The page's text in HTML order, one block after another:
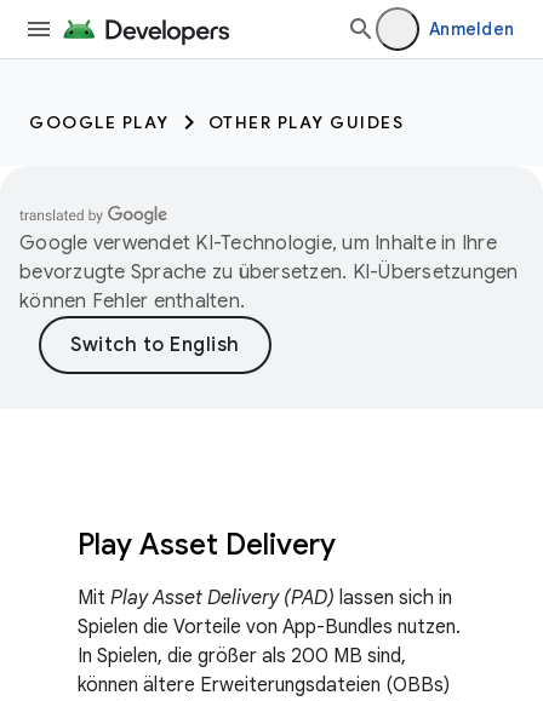
Anmelden
GOOGLE PLAY OTHER PLAY GUIDES
Google verwendet KI-Technologie, um Inhalte in Ihre
bevorzugte Sprache zu übersetzen. KI-Übersetzungen
können Fehler enthalten.
Play Asset Delivery
Mit Play Asset Delivery (PAD) lassen sich in
Spielen die Vorteile von App-Bundles nutzen.
In Spielen, die größer als 200 MB sind,
können ältere Erweiterungsdateien (OBBs)